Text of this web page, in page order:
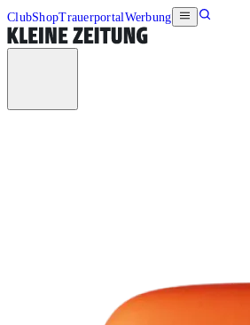
ClubShopTrauerportalWerbung